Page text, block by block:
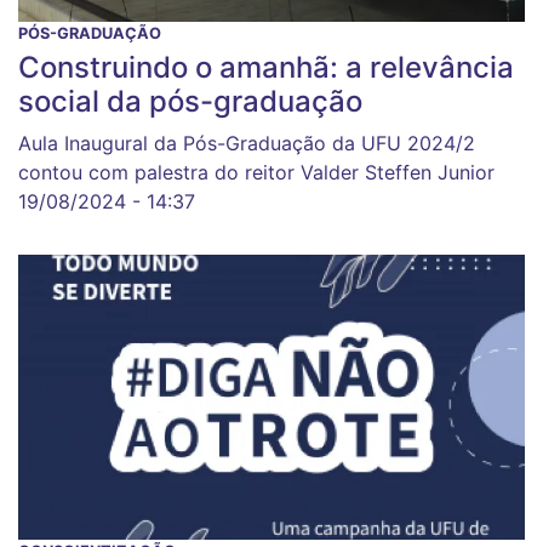
PÓS-GRADUAÇÃO
Construindo o amanhã: a relevância
social da pós-graduação
Aula Inaugural da Pós-Graduação da UFU 2024/2
contou com palestra do reitor Valder Steffen Junior
19/08/2024 - 14:37